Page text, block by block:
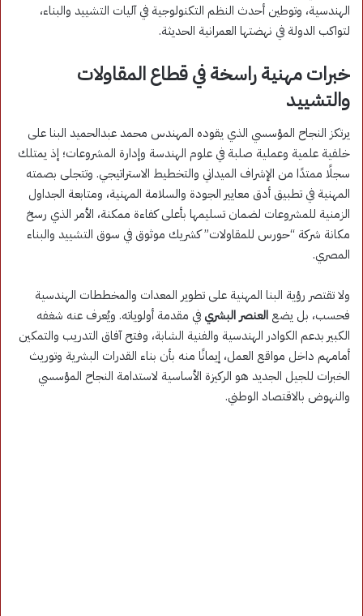
الهندسية، وتوطين أحدث النظم التكنولوجية في آليات التشييد والبناء،
لتواكب الدولة في نهضتها العمرانية الحديثة.
خبرات مهنية راسخة في قطاع المقاولات
والتشييد
يرتكز النجاح المؤسسي الذي يقوده المهندس محمد عبدالحميد البنا على
خلفية علمية وعملية صلبة في علوم الهندسة وإدارة المشروعات؛ إذ يمتلك
سجلًا ممتدًا من الإشراف الميداني والتخطيط الاستراتيجي. وتتجلى بصمته
المهنية في تطبيق أدق معايير الجودة والسلامة المهنية، ومتابعة الجداول
الزمنية للمشروعات لضمان تسليمها بأعلى كفاءة ممكنة، الأمر الذي رسخ
مكانة شركة “حورس للمقاولات” كشريك موثوق في سوق التشييد والبناء
المصري.
ولا تقتصر رؤية البنا المهنية على تطوير المعدات والمخططات الهندسية
فحسب، بل يضع العنصر البشري في مقدمة أولوياته. ويُعرف عنه شغفه
الكبير بدعم الكوادر الهندسية والفنية الشابة، وفتح آفاق التدريب والتمكين
أمامهم داخل مواقع العمل، إيمانًا منه بأن بناء القدرات البشرية وتوريث
الخبرات للجيل الجديد هو الركيزة الأساسية لاستدامة النجاح المؤسسي
والنهوض بالاقتصاد الوطني.